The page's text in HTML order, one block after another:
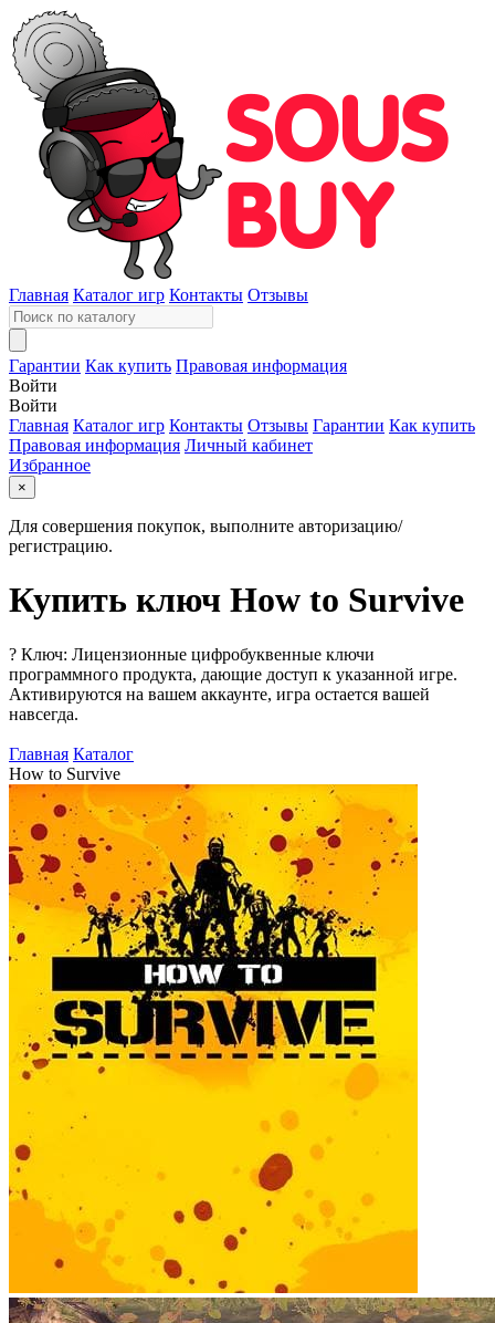
Главная Каталог игр Контакты Отзывы
Гарантии Как купить Правовая информация
Войти
Войти
Главная Каталог игр Контакты Отзывы Гарантии Как купить
Правовая информация Личный кабинет
Избранное
×
Для совершения покупок, выполните авторизацию/
регистрацию.
Купить ключ How to Survive
? Ключ: Лицензионные цифробуквенные ключи
программного продукта, дающие доступ к указанной игре.
Активируются на вашем аккаунте, игра остается вашей
навсегда.
Главная Каталог
How to Survive